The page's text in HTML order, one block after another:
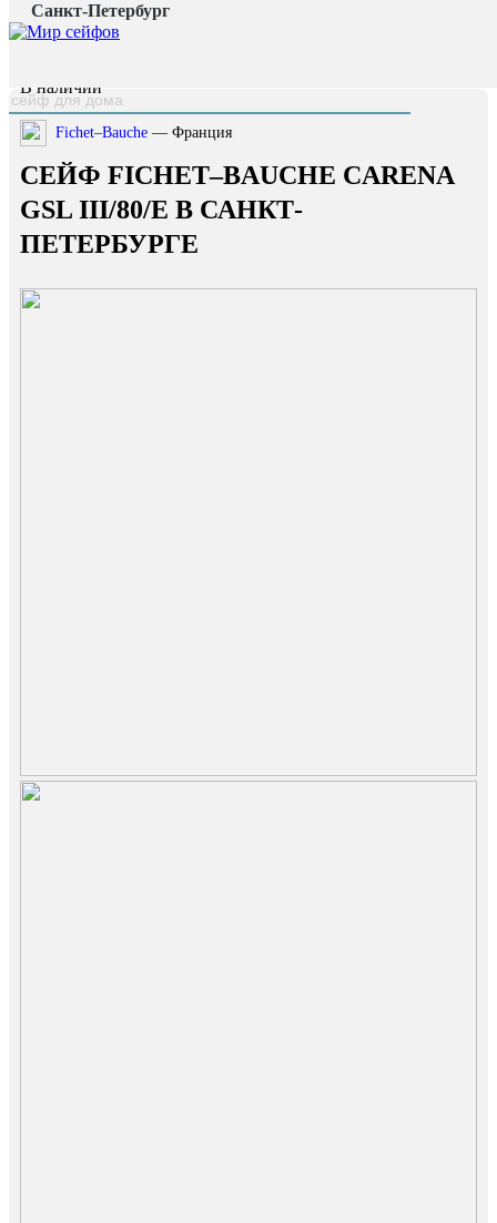
Санкт-Петербург
Главная страница /
Каталог /
В наличии
Fichet–Bauche — Франция
СЕЙФ FICHET–BAUCHE CARENA
GSL III/80/E В САНКТ-
ПЕТЕРБУРГЕ